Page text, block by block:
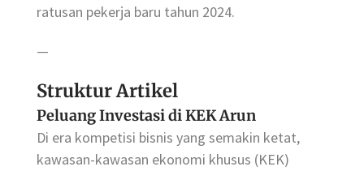
ratusan pekerja baru tahun 2024.
—
Struktur Artikel
Peluang Investasi di KEK Arun
Di era kompetisi bisnis yang semakin ketat,
kawasan-kawasan ekonomi khusus (KEK)